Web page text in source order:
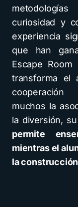
curiosidad y
experiencia
que han
Escape
transforma el
cooperación
muchos la
la diversión,
permite
mientras el
la